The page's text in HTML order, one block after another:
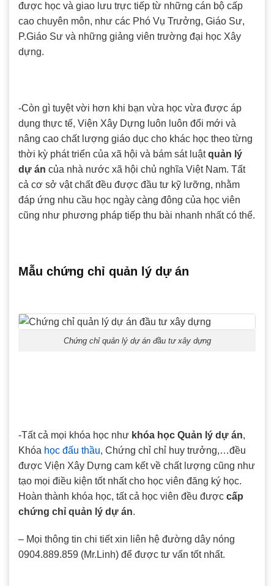
được học và giao lưu trực tiếp từ những cán bộ cấp
cao chuyên môn, như các Phó Vụ Trưởng, Giáo Sư,
P.Giáo Sư và những giảng viên trường đại học Xây
dựng.
-Còn gì tuyệt vời hơn khi bạn vừa học vừa được áp
dụng thực tế, Viện Xây Dựng luôn luôn đổi mới và
nâng cao chất lượng giáo dục cho khác học theo từng
thời kỳ phát triển của xã hội và bám sát luậtquản lý
dự án của nhà nước xã hội chủ nghĩa Việt Nam. Tất
cả cơ sở vật chất đều được đầu tư kỹ lưỡng, nhằm
đáp ứng nhu cầu học ngày càng đông của học viên
cũng như phương pháp tiếp thu bài nhanh nhất có thể.
Mẫu chứng chỉ quản lý dự án
Chứng chỉ quản lý dự án đầu tư xây dựng
-Tất cả mọi khóa học như khóa học Quản lý dự án,
Khóa học đấu thầu, Chứng chỉ chỉ huy trưởng,…đều
được Viện Xây Dựng cam kết về chất lượng cũng như
tạo mọi điều kiện tốt nhất cho học viên đăng ký học.
Hoàn thành khóa học, tất cả học viên đều được cấp
chứng chỉ quản lý dự án.
– Mọi thông tin chi tiết xin liên hệ đường dây nóng
0904.889.859 (Mr.Linh) để được tư vấn tốt nhất.